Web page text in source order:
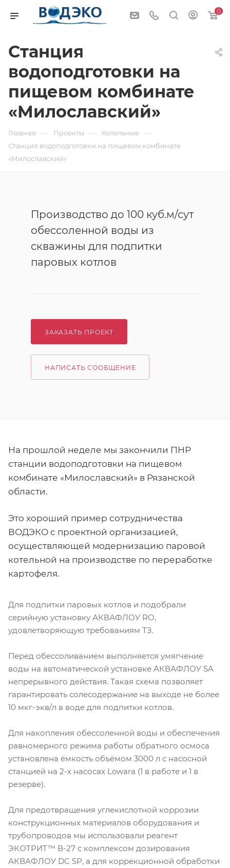
0
Станция
водоподготовки на
пищевом комбинате
«Милославский»
Главная — Проекты — Котельные —
Станция водоподготовки на пищевом комбинате
«Милославский»
Производство до 100 куб.м/сут
обессоленной воды из
скважины для подпитки
паровых котлов
ЗАКАЗАТЬ ПРОЕКТ
НАПИСАТЬ СООБЩЕНИЕ
На прошлой неделе мы закончили ПНР
станции водоподготовки на пищевом
комбинате «Милославский» в Рязанской
области.
Это хороший пример сотрудничества
ВОДЭКО с проектной организацией,
осуществляющей модернизацию паровой
котельной на производстве по переработке
картофеля.
Для подпитки паровых котлов и подобрали
серийную установку АКВАФЛОУ RO,
удовлетворяющую требованиям ТЗ.
Перед обессоливанием выполняется умягчение
воды на автоматической установке АКВАФЛОУ SA
непрерывного действия. Такая схема позволяет
гарантировать солесодержание на выходе не более
10 мкг-экв/л в воде для подпитки котлов.
Для накопления обессоленной воды и обеспечения
равномерного режима работы обратного осмоса
установлена ёмкость объёмом 3000 л с насосной
станцией на 2-х насосах Lowara (1 в работе и 1 в
резерве).
Для предотвращения углекислотной коррозии
конструкционных материалов оборудования и
трубопроводов мы использовали реагент
ЭКОТРИТ™ В-27 с комплексом дозирования
АКВАФЛОУ DC SP, а для коррекционной обработки